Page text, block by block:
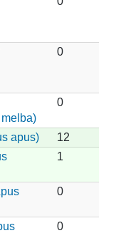
0
0
apus)
12
1
0
0